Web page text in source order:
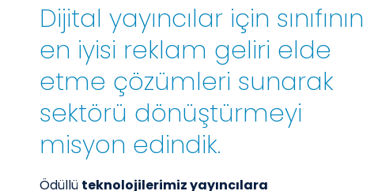
Dijital yayıncılar için sınıfının
en iyisi reklam geliri elde
etme çözümleri sunarak
sektörü dönüştürmeyi
misyon edindik.
Ödüllü teknolojilerimiz yayıncılara